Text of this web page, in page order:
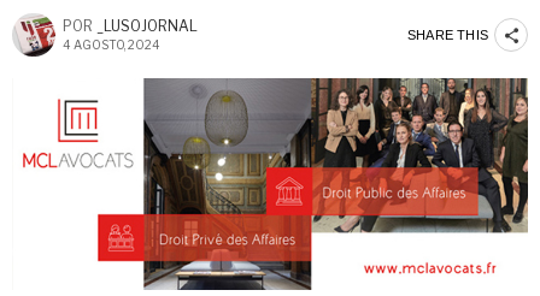
POR _LUSOJORNAL
4 AGOSTO, 2024
SHARE THIS